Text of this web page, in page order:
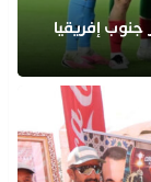
جنوب إفريقيا